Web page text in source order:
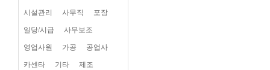
시설관리 사무직 포장
일당/시급 사무보조
영업사원 가공 공업사
카센타 기타 제조